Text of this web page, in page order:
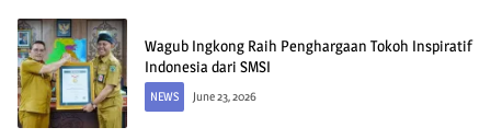
Wagub Ingkong Raih Penghargaan Tokoh Inspiratif
Indonesia dari SMSI
NEWS June 23, 2026